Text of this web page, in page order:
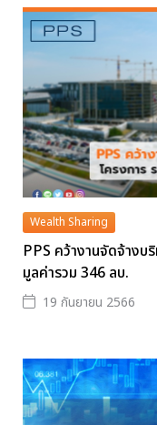
Wealth Sharing
PPS คว้างานจัดจ้างบ
มูลค่ารวม 346 ลบ.
19 กันยายน 2566